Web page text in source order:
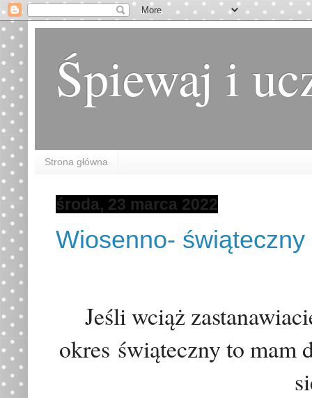
Śpiewaj i
Strona główna
środa, 23 marca 2022
Wiosenno-
Jeśli wciąż
okres świąteczny to mam